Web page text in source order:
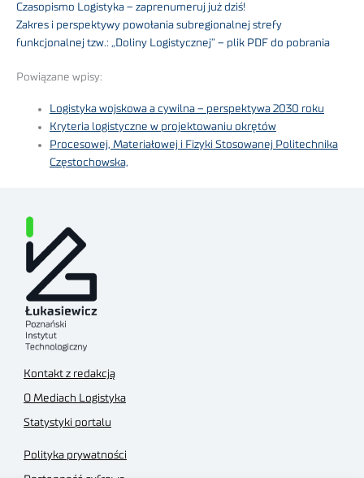
Czasopismo Logistyka – zaprenumeruj już dziś!
Zakres i perspektywy powołania subregionalnej strefy
funkcjonalnej tzw.: „Doliny Logistycznej” – plik PDF do pobrania
Powiązane wpisy:
Logistyka wojskowa a cywilna – perspektywa 2030 roku
Kryteria logistyczne w projektowaniu okrętów
Procesowej, Materiałowej i Fizyki Stosowanej Politechnika
Częstochowska,
Kontakt z redakcją
O Mediach Logistyka
Statystyki portalu
Polityka prywatności